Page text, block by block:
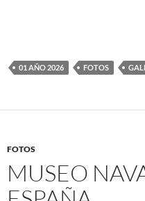
01 AÑO 2026 FOTOS
FOTOS
MUSEO